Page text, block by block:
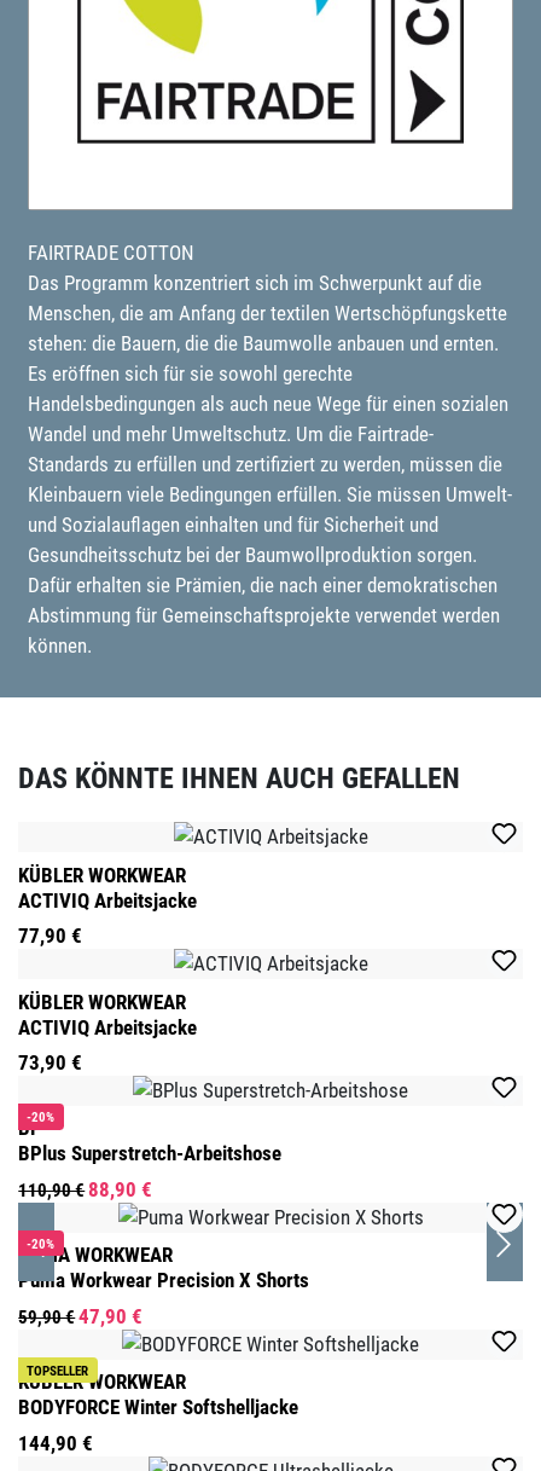
FAIRTRADE COTTON
Das Programm konzentriert sich im Schwerpunkt auf die
Menschen, die am Anfang der textilen Wertschöpfungskette
stehen: die Bauern, die die Baumwolle anbauen und ernten.
Es eröffnen sich für sie sowohl gerechte
Handelsbedingungen als auch neue Wege für einen sozialen
Wandel und mehr Umweltschutz. Um die Fairtrade-
Standards zu erfüllen und zertifiziert zu werden, müssen die
Kleinbauern viele Bedingungen erfüllen. Sie müssen Umwelt-
und Sozialauflagen einhalten und für Sicherheit und
Gesundheitsschutz bei der Baumwollproduktion sorgen.
Dafür erhalten sie Prämien, die nach einer demokratischen
Abstimmung für Gemeinschaftsprojekte verwendet werden
können.
DAS KÖNNTE IHNEN AUCH GEFALLEN
Produktgalerie überspringen
KÜBLER WORKWEAR
ACTIVIQ Arbeitsjacke
77,90 €
KÜBLER WORKWEAR
ACTIVIQ Arbeitsjacke
73,90 €
-20%
BP
BPlus Superstretch-Arbeitshose
110,90 €88,90 €
-20%
PUMA WORKWEAR
Puma Workwear Precision X Shorts
59,90 €47,90 €
TOPSELLER
KÜBLER WORKWEAR
BODYFORCE Winter Softshelljacke
144,90 €